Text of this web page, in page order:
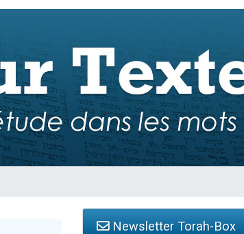
Yohan
Newsletter Torah-Box